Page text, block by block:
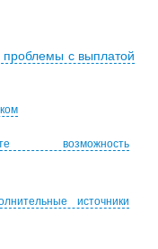
проблемы с выплатой
возможность
источники